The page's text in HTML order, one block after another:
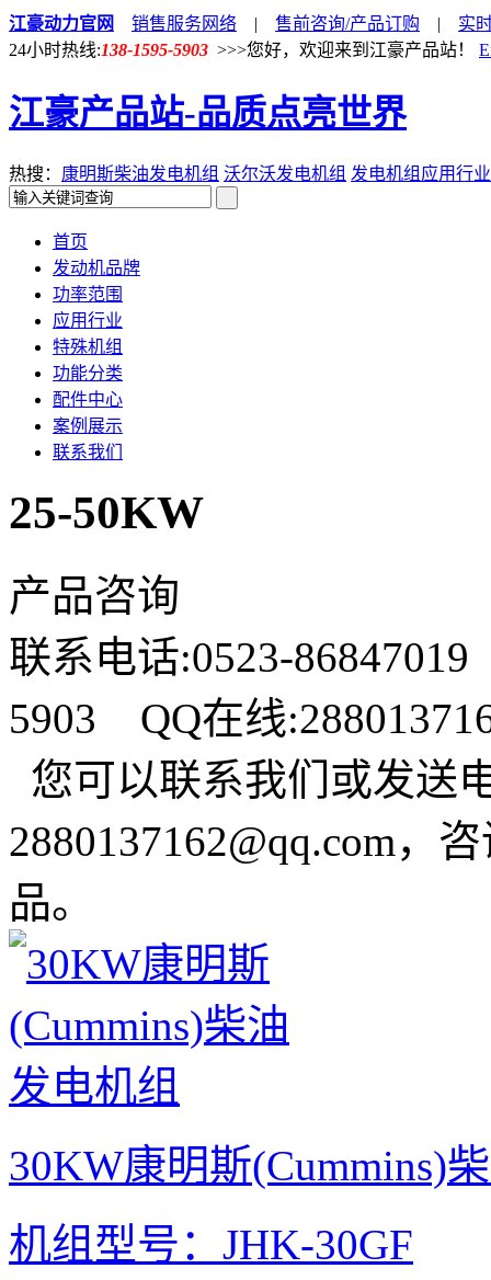
江豪动力官网 销售服务网络 | 售前咨询/产品订购 | 实
24小时热线:138-1595-5903 >>>您好，欢迎来到江豪产品站！
江豪产品站-品质点亮世界
热搜： 康明斯柴油发电机组 沃尔沃发电机组 发电机组应用行业
首页
发动机品牌
功率范围
应用行业
特殊机组
功能分类
配件中心
案例展示
联系我们
25-50KW
产品咨询
联系电话:0523-
5903 QQ在线
您可以联系我们或发送
2880137162@qq.com，
品。
30KW康明斯(Cummins)
机组型号：JHK-30GF